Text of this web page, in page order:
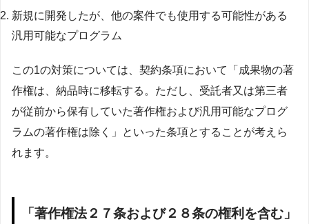
新規に開発したが、他の案件でも使用する可能性がある
汎用可能なプログラム
この1の対策については、契約条項において「成果物の著
作権は、納品時に移転する。ただし、受託者又は第三者
が従前から保有していた著作権および汎用可能なプログ
ラムの著作権は除く」といった条項とすることが考えら
れます。
「著作権法２７条および２８条の権利を含む」